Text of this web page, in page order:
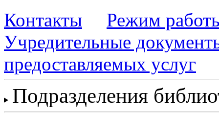
Контакты
Режим
Учредительные
предоставляемых услуг
Подразделения